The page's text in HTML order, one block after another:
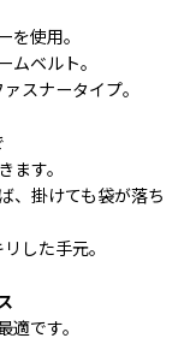
を使用。
ムベルト。
スナータイプ。
ます。
、掛けても袋が落ち
した手元。
適です。